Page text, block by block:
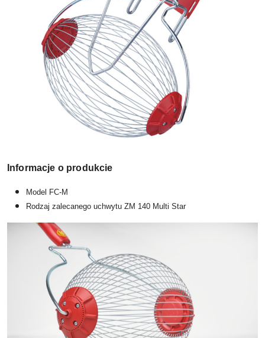
Informacje o produkcie
Model FC-M
Rodzaj zalecanego uchwytu ZM 140 Multi Star